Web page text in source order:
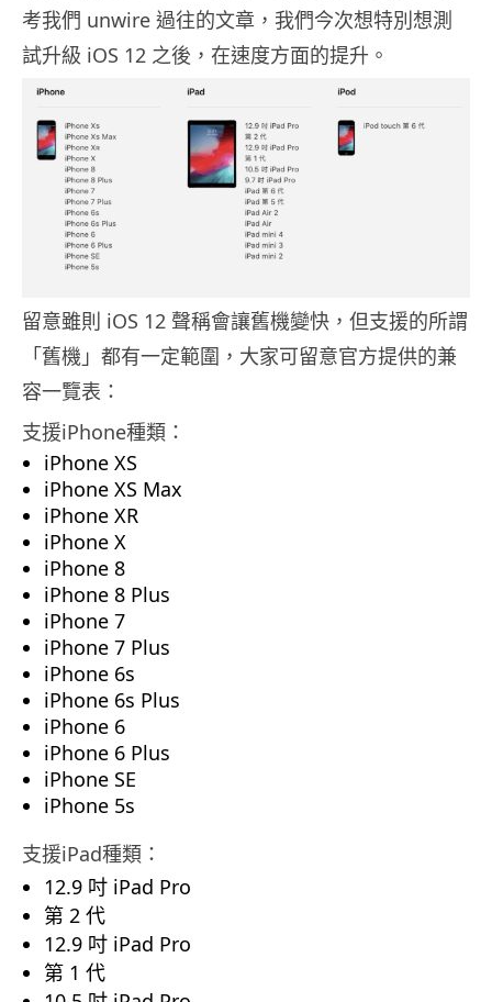
考我們 unwire 過往的文章，我們今次想特別想測
試升級 iOS 12 之後，在速度方面的提升。
留意雖則 iOS 12 聲稱會讓舊機變快，但支援的所謂
「舊機」都有一定範圍，大家可留意官方提供的兼
容一覽表：
支援iPhone種類：
iPhone XS
iPhone XS Max
iPhone XR
iPhone X
iPhone 8
iPhone 8 Plus
iPhone 7
iPhone 7 Plus
iPhone 6s
iPhone 6s Plus
iPhone 6
iPhone 6 Plus
iPhone SE
iPhone 5s
支援iPad種類：
12.9 吋 iPad Pro
第 2 代
12.9 吋 iPad Pro
第 1 代